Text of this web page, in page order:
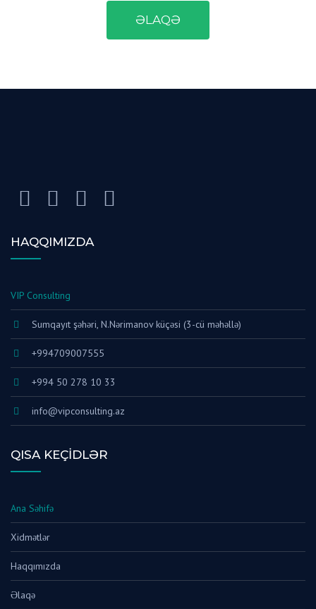
ƏLAQƏ
HAQQIMIZDA
VIP Consulting
Sumqayıt şəhəri, N.Nərimanov küçəsi (3-cü məhəllə)
+994709007555
+994 50 278 10 33
info@vipconsulting.az
QISA KEÇIDLƏR
Ana Səhifə
Xidmətlər
Haqqımızda
Əlaqə